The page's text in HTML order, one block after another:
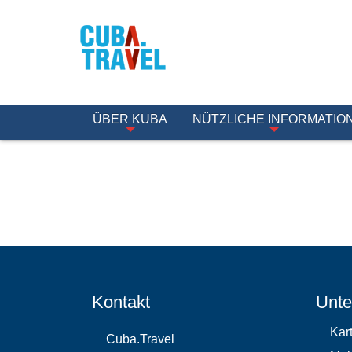
ÜBER KUBA NÜTZLICHE INFORMATION
Kontakt
Cuba.Travel